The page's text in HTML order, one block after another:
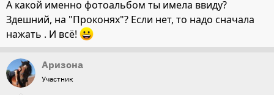
А какой именно фотоальбом ты имела ввиду?
Здешний, на "Проконях"? Если нет, то надо сначала
нажать . И всё!
Аризона
Участник